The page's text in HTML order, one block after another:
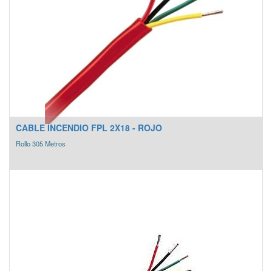
CABLE INCENDIO FPL 2X18 - ROJO
Rollo 305 Metros